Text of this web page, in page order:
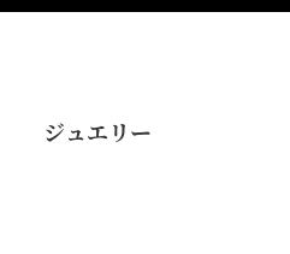
ジュエリー